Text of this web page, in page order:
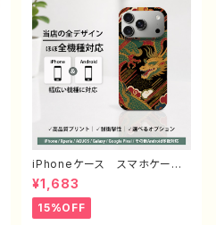
アンドロイド ケース ノンブ
ランド オリジナル デザイ
ン グッズ タイトル：シンプル
スマホケース PART40-2 J1-
iPhoneケース スマホケー
ス 和モダン 和風 和柄 お
しゃれ メンズ 高校生 男
子 安い iPhone17/16/15/1
4/13/12 おすすめ 個性的
¥1,683
15%OFF